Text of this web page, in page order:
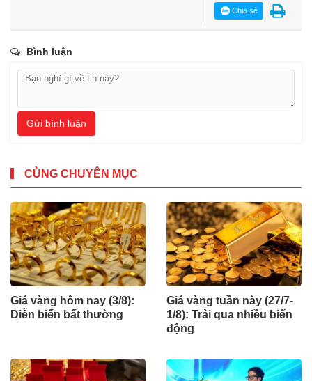
Chia sẻ
Bình luận
Gửi bình luận
CÙNG CHUYÊN MỤC
Giá vàng hôm nay (3/8):
Diễn biến bất thường
Giá vàng tuần này (27/7-
1/8): Trải qua nhiều biến
động